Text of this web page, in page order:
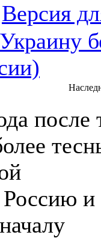
Версия
после
Россию и